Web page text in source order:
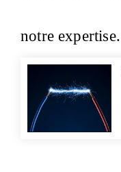
notre expertise.